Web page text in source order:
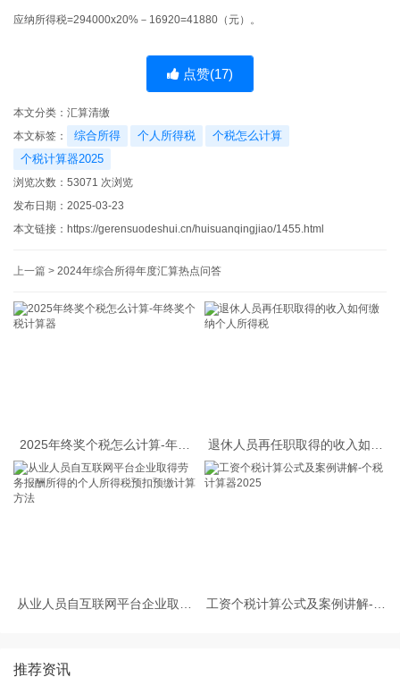
应纳所得税=294000x20%－16920=41880（元）。
点赞(17)
本文分类： 汇算清缴
本文标签：
综合所得 个人所得税
个税怎么计算
个税计算器2025
浏览次数： 53071 次浏览
发布日期：2025-03-23
本文链接： https://gerensuodeshui.cn/huisuanqingjiao/1455.html
上一篇 > 2024年综合所得年度汇算热点问答
2025年终奖个税怎么计算-年终
退休人员再任职取得的收入如何
从业人员自互联网平台企业取得
工资个税计算公式及案例讲解-个
推荐资讯